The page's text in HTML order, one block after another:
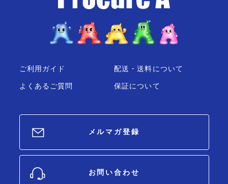
ご利用ガイド
よくあるご質問
配送・送料について
保証について
メルマガ登録
お問い合わせ